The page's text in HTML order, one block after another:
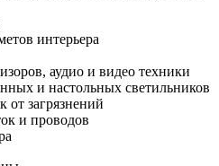
интерьера
аудио и видео техники
и настольных светильников
от загрязнений
и проводов